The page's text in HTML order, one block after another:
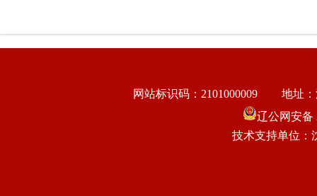
网站标识码：2101000009
地址
辽公网安备
技术支持单位：